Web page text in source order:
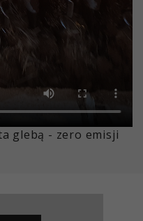
glebą - zero emisji